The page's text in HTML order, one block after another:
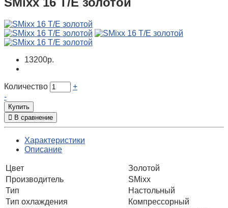
13200р.
Количество
+
-
Купить
В сравнение
Характеристики
Описание
Цвет
Золотой
Производитель
SMixx
Тип
Настольный
Тип охлаждения
Компрессорный